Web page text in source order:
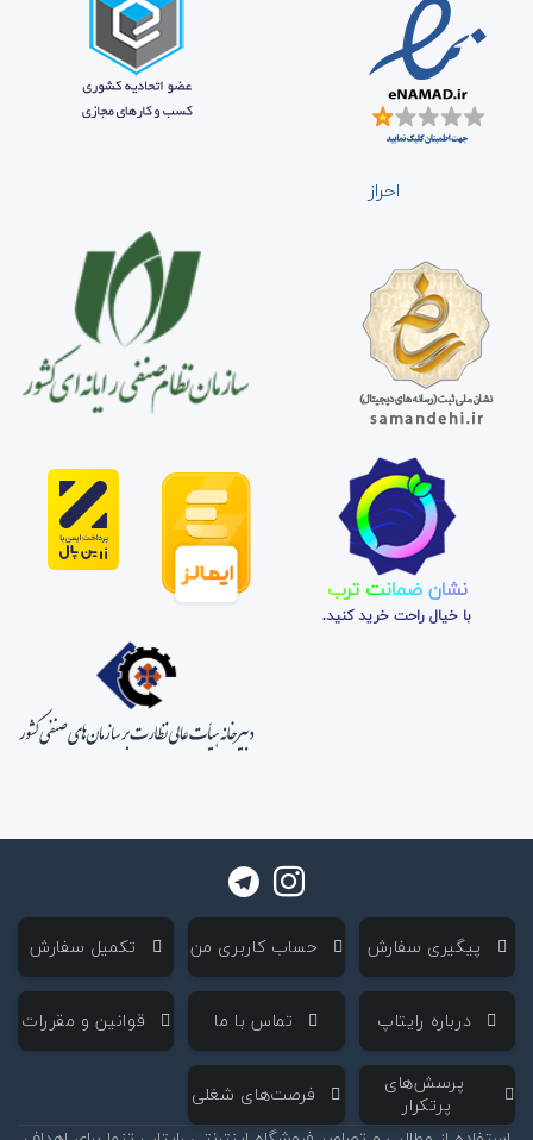
احراز
نشان ضمانت ترب
با خیال راحت خرید کنید.
‌ پیگیری سفارش ‌ حساب کاربری من ‌ تکمیل سفارش
‌ درباره رایتاپ ‌ تماس با ما ‌ قوانین و مقررات
‌ پرسش‌های
پرتکرار
‌ فرصت‌های شغلی